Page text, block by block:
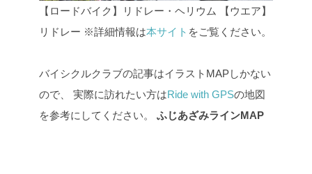
【ロードバイク】リドレー・ヘリウム
【ウエア】
リドレー ※詳細情報は本サイト をご覧ください。
バイシクルクラブの記事はイラストMAPしかない
ので、
実際に訪れたい方はRide with GPSの地図
を参考にしてください。
ふじあざみラインMAP